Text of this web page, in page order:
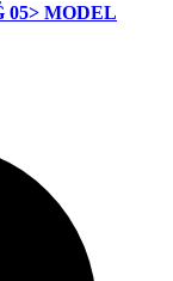
05> MODEL